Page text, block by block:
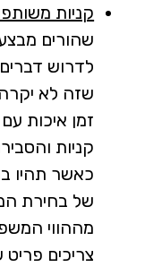
קניות
שהורים
לדרוש
שזה לא
זמן איכות
קניות
כאשר תהיו
של בחירת
מההווי
צריכים